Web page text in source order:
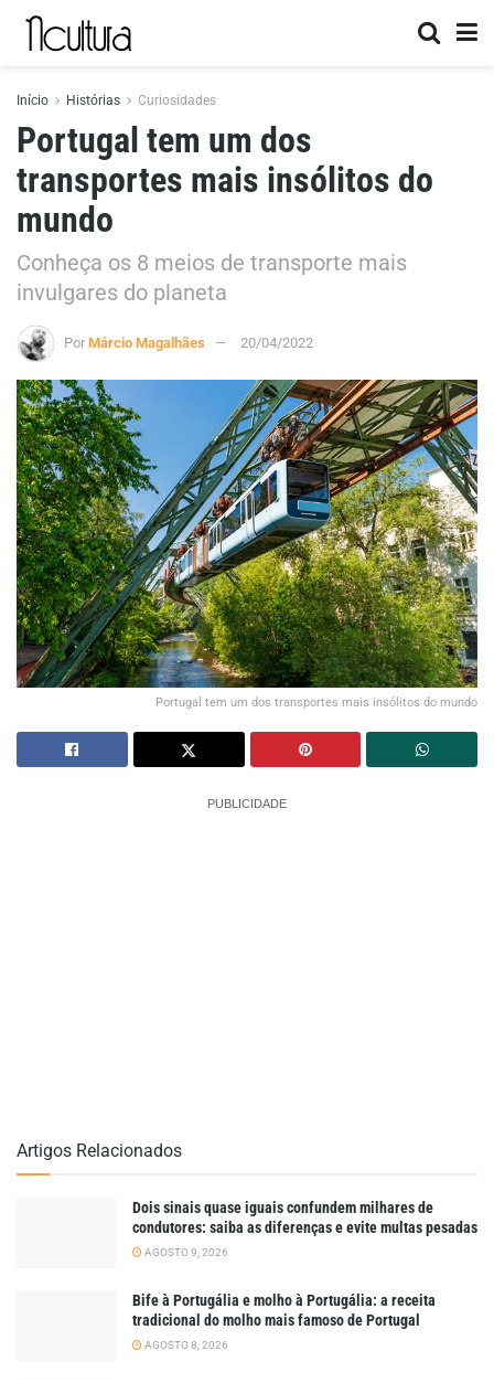
Início Histórias Curiosidades
Portugal tem um dos
transportes mais insólitos do
mundo
Conheça os 8 meios de transporte mais
invulgares do planeta
Por Márcio Magalhães 20/04/2022
Portugal tem um dos transportes mais insólitos do mundo
PUBLICIDADE
Artigos Relacionados
Dois sinais quase iguais confundem milhares de
condutores: saiba as diferenças e evite multas pesadas
AGOSTO 9, 2026
Bife à Portugália e molho à Portugália: a receita
tradicional do molho mais famoso de Portugal
AGOSTO 8, 2026